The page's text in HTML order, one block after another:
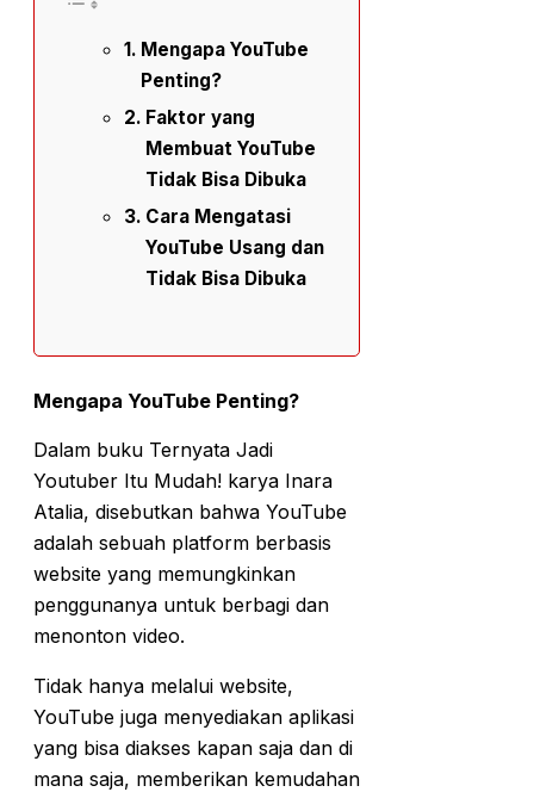
Mengapa YouTube
Penting?
Faktor yang
Membuat YouTube
Tidak Bisa Dibuka
Cara Mengatasi
YouTube Usang dan
Tidak Bisa Dibuka
Mengapa YouTube Penting?
Dalam buku Ternyata Jadi
Youtuber Itu Mudah! karya Inara
Atalia, disebutkan bahwa YouTube
adalah sebuah platform berbasis
website yang memungkinkan
penggunanya untuk berbagi dan
menonton video.
Tidak hanya melalui website,
YouTube juga menyediakan aplikasi
yang bisa diakses kapan saja dan di
mana saja, memberikan kemudahan